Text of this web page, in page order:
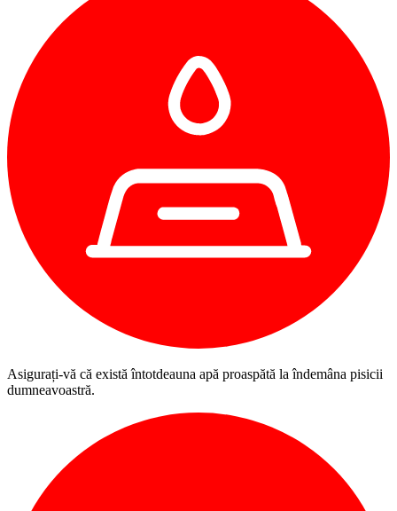
Asigurați-vă că există întotdeauna apă proaspătă la îndemâna pisicii
dumneavoastră.